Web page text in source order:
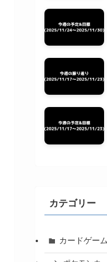
カテゴリー
カードゲーム